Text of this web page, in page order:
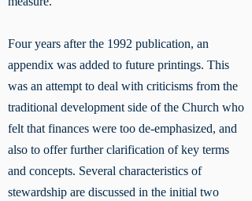
Four years after the 1992 publication, an
appendix was added to future printings. This
was an attempt to deal with criticisms from the
traditional development side of the Church who
felt that finances were too de-emphasized, and
also to offer further clarification of key terms
and concepts. Several characteristics of
stewardship are discussed in the initial two